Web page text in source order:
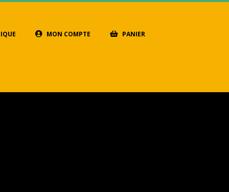
MON COMPTE PANIER